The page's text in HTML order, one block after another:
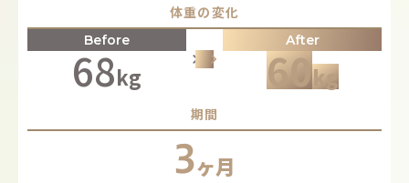
体重の変化
Before
68kg
keyboard_arrow_right keyboard_arrow_rightkeyboard_arrow_right
After
60kg
期間
3ヶ月